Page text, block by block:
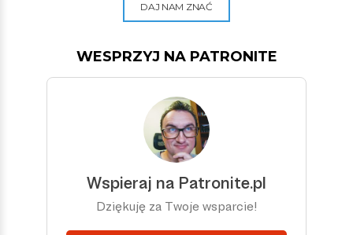
DAJ NAM ZNAĆ
WESPRZYJ NA PATRONITE